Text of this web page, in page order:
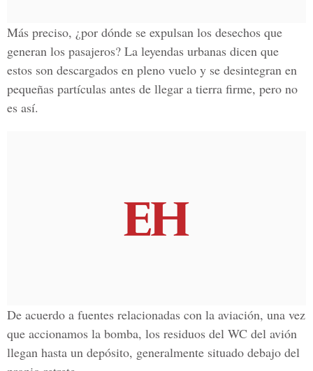
Más preciso, ¿por dónde se expulsan los desechos que
generan los pasajeros? La leyendas urbanas dicen que
estos son descargados en pleno vuelo y se desintegran en
pequeñas partículas antes de llegar a tierra firme, pero no
es así.
De acuerdo a fuentes relacionadas con la aviación, una vez
que accionamos la bomba, los residuos del WC del avión
llegan hasta un depósito, generalmente situado debajo del